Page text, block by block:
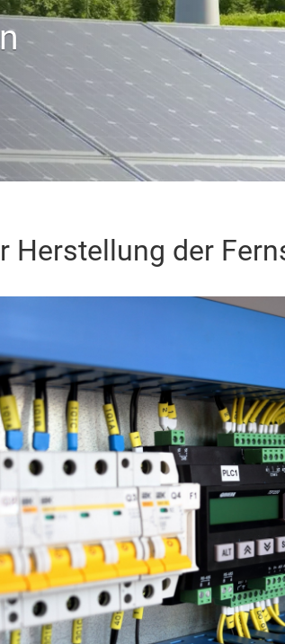
Herstellung der